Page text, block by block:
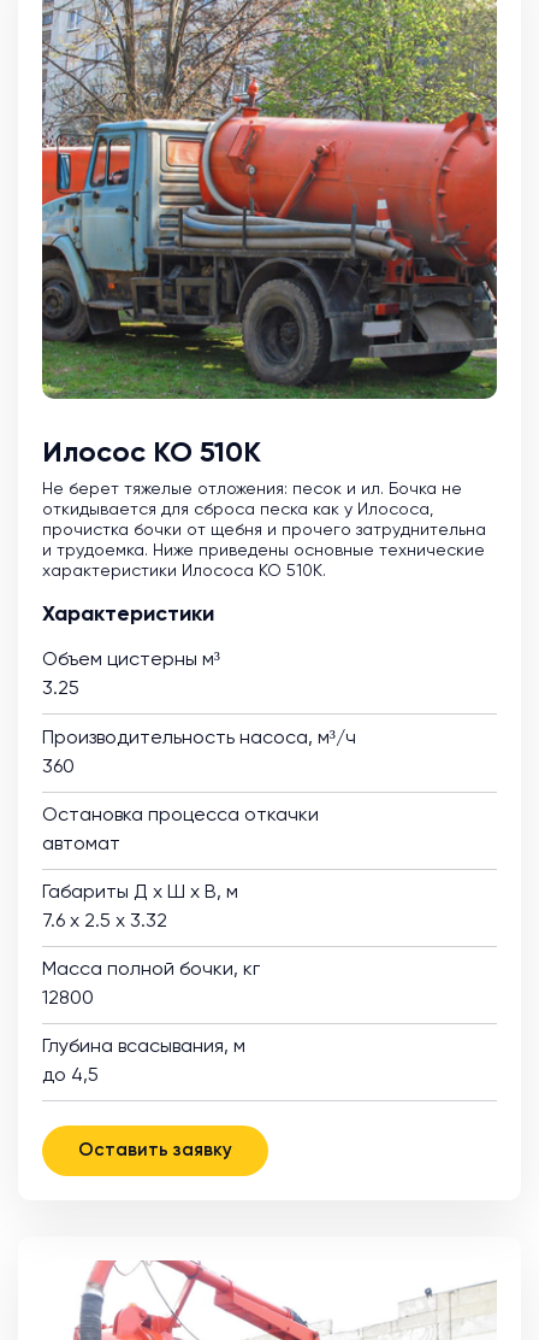
Илосос КО 510К
Не берет тяжелые отложения: песок и ил. Бочка не
откидывается для сброса песка как у Илососа,
прочистка бочки от щебня и прочего затруднительна
и трудоемка. Ниже приведены основные технические
характеристики Илососа КО 510К.
Характеристики
Объем цистерны м³
3.25
Производительность насоса, м³/ч
360
Остановка процесса откачки
автомат
Габариты Д х Ш х В, м
7.6 х 2.5 х 3.32
Масса полной бочки, кг
12800
Глубина всасывания, м
до 4,5
Оставить заявку